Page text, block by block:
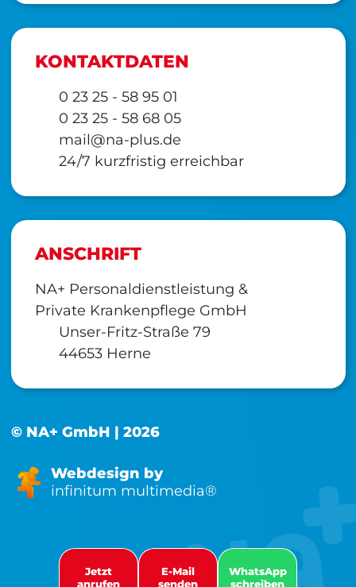
Jetzt
anrufen
E-Mail
senden
WhatsApp
schreiben
KONTAKTDATEN
0 23 25 - 58 95 01
0 23 25 - 58 68 05
mail@na-plus.de
24/7 kurzfristig erreichbar
ANSCHRIFT
NA+ Personaldienstleistung &
Private Krankenpflege GmbH
Unser-Fritz-Straße 79
44653 Herne
© NA+ GmbH | 2026
Webdesign by
infinitum multimedia®